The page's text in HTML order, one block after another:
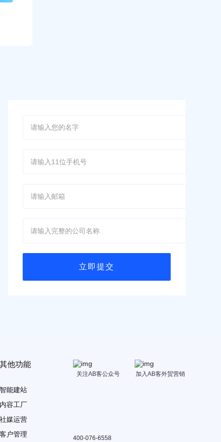
其他功能
智能建站
内容工厂
社媒运营
客户管理
关注AB客公众号 加入AB客外贸营销
400-076-6558